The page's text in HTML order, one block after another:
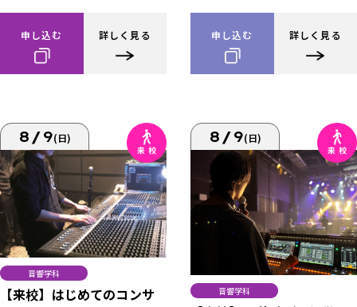
申し込む 詳しく見る 申し込む 詳しく見る
8/9(日)
音響学科
【来校】はじめてのコンサ
8/9(日)
音響学科